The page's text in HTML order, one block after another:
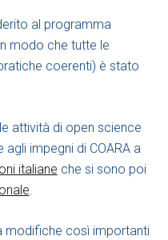
al programma
modo che tutte le
coerenti) è stato
attività di open science
impegni di COARA a
italiane che si sono poi
.
modifiche così importanti